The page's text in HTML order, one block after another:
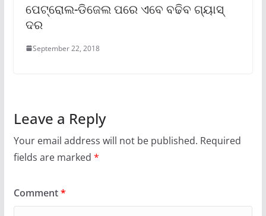
ପେଟ୍ରୋଲ-ଡିଜେଲ ପରେ ଏବେ ବଢିବ ଗ୍ୟାସ୍
ଦର
September 22, 2018
Leave a Reply
Your email address will not be published. Required
fields are marked *
Comment*